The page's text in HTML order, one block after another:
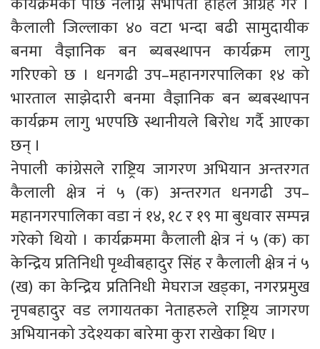
कैलाली जिल्लाका ४० वटा भन्दा बढी सामुदायीक
बनमा वैज्ञानिक बन ब्यबस्थापन कार्यक्रम लागु
गरिएको छ । धनगढी उप–महानगरपालिका १४ को
भारताल साझेदारी बनमा वैज्ञानिक बन ब्यबस्थापन
कार्यक्रम लागु भएपछि स्थानीयले बिरोध गर्दै आएका
छन् ।
नेपाली कांग्रेसले राष्ट्रिय जागरण अभियान अन्तरगत
कैलाली क्षेत्र नं ५ (क) अन्तरगत धनगढी उप–
महानगरपालिका वडा नं १४, १८ र १९ मा बुधवार सम्पन्न
गरेको थियो । कार्यक्रममा कैलाली क्षेत्र नं ५ (क) का
केन्द्रिय प्रतिनिधी पृथ्वीबहादुर सिंह र कैलाली क्षेत्र नं ५
(ख) का केन्द्रिय प्रतिनिधी मेघराज खड्का, नगरप्रमुख
नृपबहादुर वड लगायतका नेताहरुले राष्ट्रिय जागरण
अभियानको उदेश्यका बारेमा कुरा राखेका थिए ।